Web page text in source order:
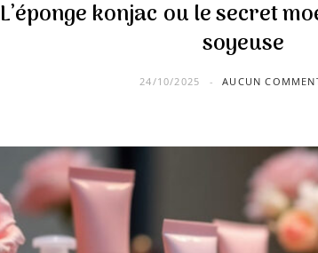
L’éponge konjac ou le secret
soyeuse
24/10/2025 AUCUN